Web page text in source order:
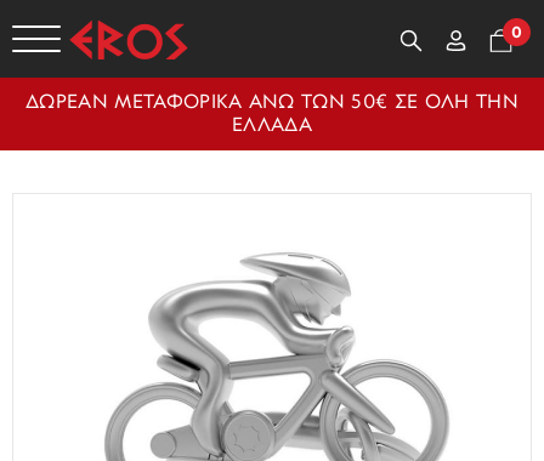
0
ΔΩΡΕΑΝ ΜΕΤΑΦΟΡΙΚΑ ΑΝΩ ΤΩΝ 50€ ΣΕ ΟΛΗ ΤΗΝ
ΕΛΛΑΔΑ